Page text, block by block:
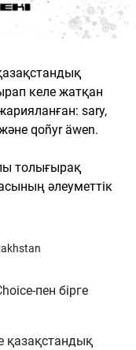
келе жатқан
sary,
qoñyr äwen.
толығырақ
әлеуметтік
пен бірге
қазақстандық